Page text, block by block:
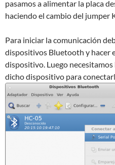
pasamos a alimentar la placa
haciendo el cambio del jumper
Para iniciar la comunicación
dispositivos Bluetooth y hacer
dispositivo. Luego
dicho dispositivo para